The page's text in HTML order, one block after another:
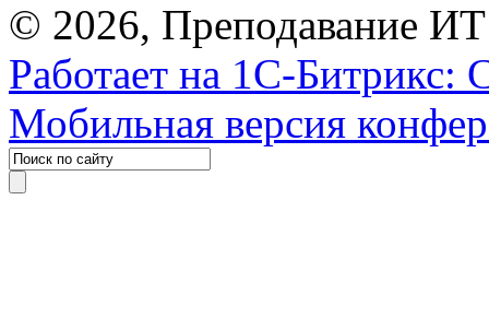
© 2026, Преподавание
Работает на 1С-Битрикс:
Мобильная версия